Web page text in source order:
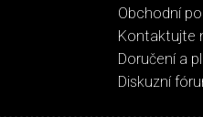
Obchodní
Kontaktujte
Doručení a
Diskuzní